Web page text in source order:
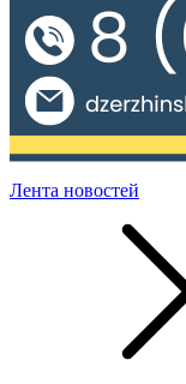
Лента новостей